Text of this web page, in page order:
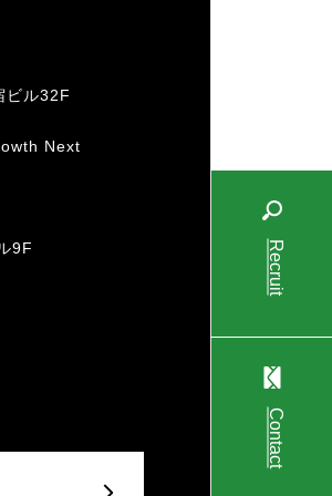
Recruit
Contact
ル32F
Next
9F